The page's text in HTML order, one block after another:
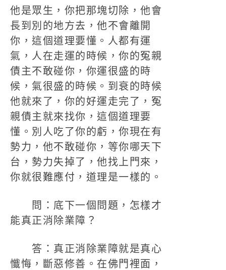
他是眾生，你把那塊切除，他會
長到別的地方去，他不會離開
你，這個道理要懂。人都有運
氣，人在走運的時候，你的冤親
債主不敢碰你，你運很盛的時
候，氣很盛的時候。到衰的時候
他就來了，你的好運走完了，冤
親債主就來找你，這個道理要
懂。別人吃了你的虧，你現在有
勢力，他不敢碰你，等你哪天下
台，勢力失掉了，他找上門來，
你就很難應付，道理是一樣的。
問：底下一個問題，怎樣才
能真正消除業障？
答：真正消除業障就是真心
懺悔，斷惡修善。在佛門裡面，